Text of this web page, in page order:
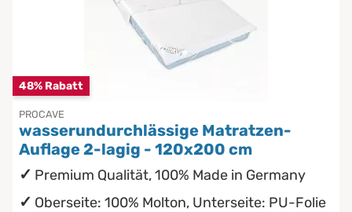
48% Rabatt
PROCAVE
wasserundurchlässige Matratzen-
Auflage 2-lagig - 120x200 cm
Premium Qualität, 100% Made in Germany
Oberseite: 100% Molton, Unterseite: PU-Folie
Pflegematratzen
Matratzen nach Maß
Chinesische Organuhr
Die beste Schlafposition finden
Die richtige Matratze kaufen